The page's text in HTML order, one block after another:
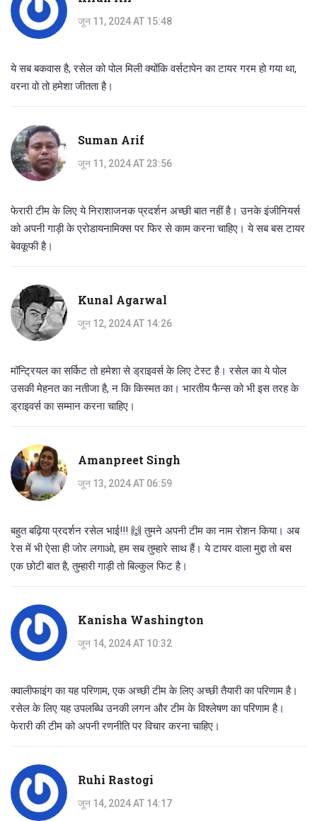
जून 11, 2024 AT 15:48
ये सब बकवास है, रसेल को पोल मिली क्योंकि वर्सटापेन का टायर गरम हो गया था,
वरना वो तो हमेशा जीतता है।
Suman Arif
जून 11, 2024 AT 23:56
फेरारी टीम के लिए ये निराशाजनक प्रदर्शन अच्छी बात नहीं है। उनके इंजीनियर्स
को अपनी गाड़ी के एरोडायनामिक्स पर फिर से काम करना चाहिए। ये सब बस टायर
बेवकूफी है।
Kunal Agarwal
जून 12, 2024 AT 14:26
मॉन्ट्रियल का सर्किट तो हमेशा से ड्राइवर्स के लिए टेस्ट है। रसेल का ये पोल
उसकी मेहनत का नतीजा है, न कि किस्मत का। भारतीय फैन्स को भी इस तरह के
ड्राइवर्स का सम्मान करना चाहिए।
Amanpreet Singh
जून 13, 2024 AT 06:59
बहुत बढ़िया प्रदर्शन रसेल भाई!!! 🙌 तुमने अपनी टीम का नाम रोशन किया। अब
रेस में भी ऐसा ही जोर लगाओ, हम सब तुम्हारे साथ हैं। ये टायर वाला मुद्दा तो बस
एक छोटी बात है, तुम्हारी गाड़ी तो बिल्कुल फिट है।
Kanisha Washington
जून 14, 2024 AT 10:32
क्वालीफाइंग का यह परिणाम, एक अच्छी टीम के लिए अच्छी तैयारी का परिणाम है।
रसेल के लिए यह उपलब्धि उनकी लगन और टीम के विश्लेषण का परिणाम है।
फेरारी की टीम को अपनी रणनीति पर विचार करना चाहिए।
Ruhi Rastogi
जून 14, 2024 AT 14:17